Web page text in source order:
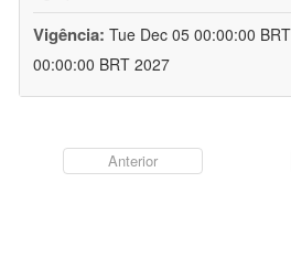
Vigência: Tue Dec 05 00:00:00
00:00:00 BRT 2027
Anterior